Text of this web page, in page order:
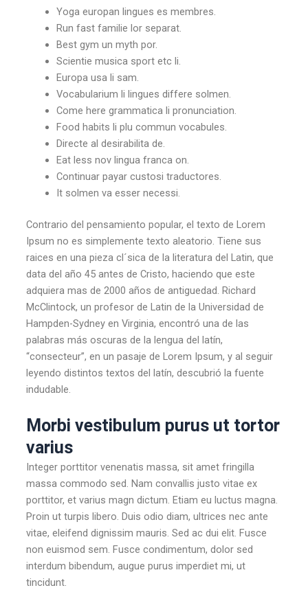
Yoga europan lingues es membres.
Run fast familie lor separat.
Best gym un myth por.
Scientie musica sport etc li.
Europa usa li sam.
Vocabularium li lingues differe solmen.
Come here grammatica li pronunciation.
Food habits li plu commun vocabules.
Directe al desirabilita de.
Eat less nov lingua franca on.
Continuar payar custosi traductores.
It solmen va esser necessi.
Contrario del pensamiento popular, el texto de Lorem
Ipsum no es simplemente texto aleatorio. Tiene sus
raices en una pieza cl´sica de la literatura del Latin, que
data del año 45 antes de Cristo, haciendo que este
adquiera mas de 2000 años de antiguedad. Richard
McClintock, un profesor de Latin de la Universidad de
Hampden-Sydney en Virginia, encontró una de las
palabras más oscuras de la lengua del latín,
“consecteur”, en un pasaje de Lorem Ipsum, y al seguir
leyendo distintos textos del latín, descubrió la fuente
indudable.
Morbi vestibulum purus ut tortor
varius
Integer porttitor venenatis massa, sit amet fringilla
massa commodo sed. Nam convallis justo vitae ex
porttitor, et varius magn dictum. Etiam eu luctus magna.
Proin ut turpis libero. Duis odio diam, ultrices nec ante
vitae, eleifend dignissim mauris. Sed ac dui elit. Fusce
non euismod sem. Fusce condimentum, dolor sed
interdum bibendum, augue purus imperdiet mi, ut
tincidunt.